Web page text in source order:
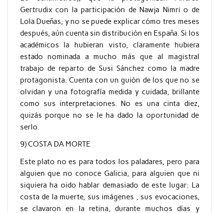
Gertrudix con la participación de Nawja Nimri o de
Lola Dueñas; y no se puede explicar cómo tres meses
después, aún cuenta sin distribución en España. Si los
académicos la hubieran visto, claramente hubiera
estado nominada a mucho más que al magistral
trabajo de reparto de Susi Sánchez como la madre
protagonista. Cuenta con un guión de los que no se
olvidan y una fotografía medida y cuidada, brillante
como sus interpretaciones. No es una cinta diez,
quizás porque no se le ha dado la oportunidad de
serlo.
9) COSTA DA MORTE
Este plato no es para todos los paladares, pero para
alguien que no conoce Galicia, para alguien que ni
siquiera ha oido hablar demasiado de este lugar: La
costa de la muerte, sus imágenes , sus evocaciones,
se clavaron en la retina, durante muchos días y